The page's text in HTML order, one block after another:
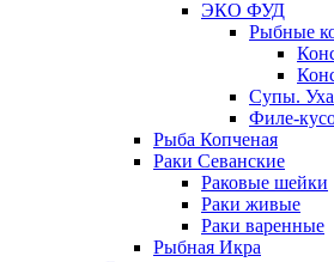
ЭКО ФУД
Рыбные
Супы.
Филе-
Рыба Копченая
Раки Севанские
Раковые шейки
Раки живые
Раки варенные
Рыбная Икра